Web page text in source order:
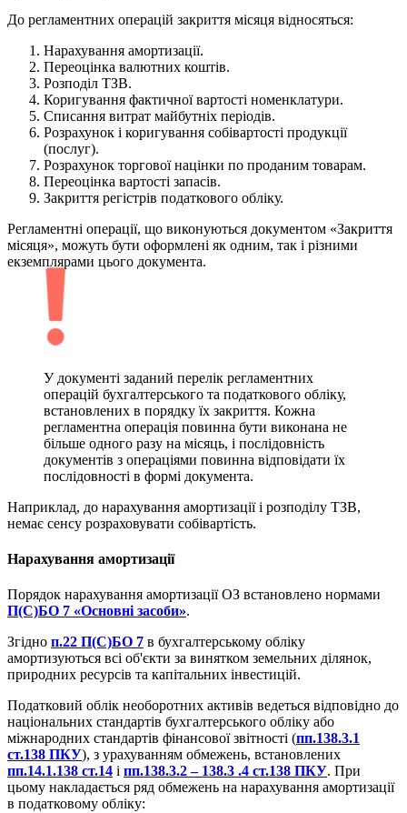
До регламентних операцій закриття місяця відносяться:
Нарахування амортизації.
Переоцінка валютних коштів.
Розподіл ТЗВ.
Коригування фактичної вартості номенклатури.
Списання витрат майбутніх періодів.
Розрахунок і коригування собівартості продукції
(послуг).
Розрахунок торгової націнки по проданим товарам.
Переоцінка вартості запасів.
Закриття регістрів податкового обліку.
Регламентні операції, що виконуються документом «Закриття
місяця», можуть бути оформлені як одним, так і різними
екземплярами цього документа.
У документі заданий перелік регламентних
операцій бухгалтерського та податкового обліку,
встановлених в порядку їх закриття. Кожна
регламентна операція повинна бути виконана не
більше одного разу на місяць, і послідовність
документів з операціями повинна відповідати їх
послідовності в формі документа.
Наприклад, до нарахування амортизації і розподілу ТЗВ,
немає сенсу розраховувати собівартість.
Нарахування амортизації
Порядок нарахування амортизації ОЗ встановлено нормами
П(С)БО 7 «Основні засоби».
Згідно п.22 П(С)БО 7 в бухгалтерському обліку
амортизуються всі об'єкти за винятком земельних ділянок,
природних ресурсів та капітальних інвестицій.
Податковий облік необоротних активів ведеться відповідно до
національних стандартів бухгалтерського обліку або
міжнародних стандартів фінансової звітності (пп.138.3.1
ст.138 ПКУ), з урахуванням обмежень, встановлених
пп.14.1.138 ст.14 і пп.138.3.2 – 138.3 .4 ст.138 ПКУ. При
цьому накладається ряд обмежень на нарахування амортизації
в податковому обліку: